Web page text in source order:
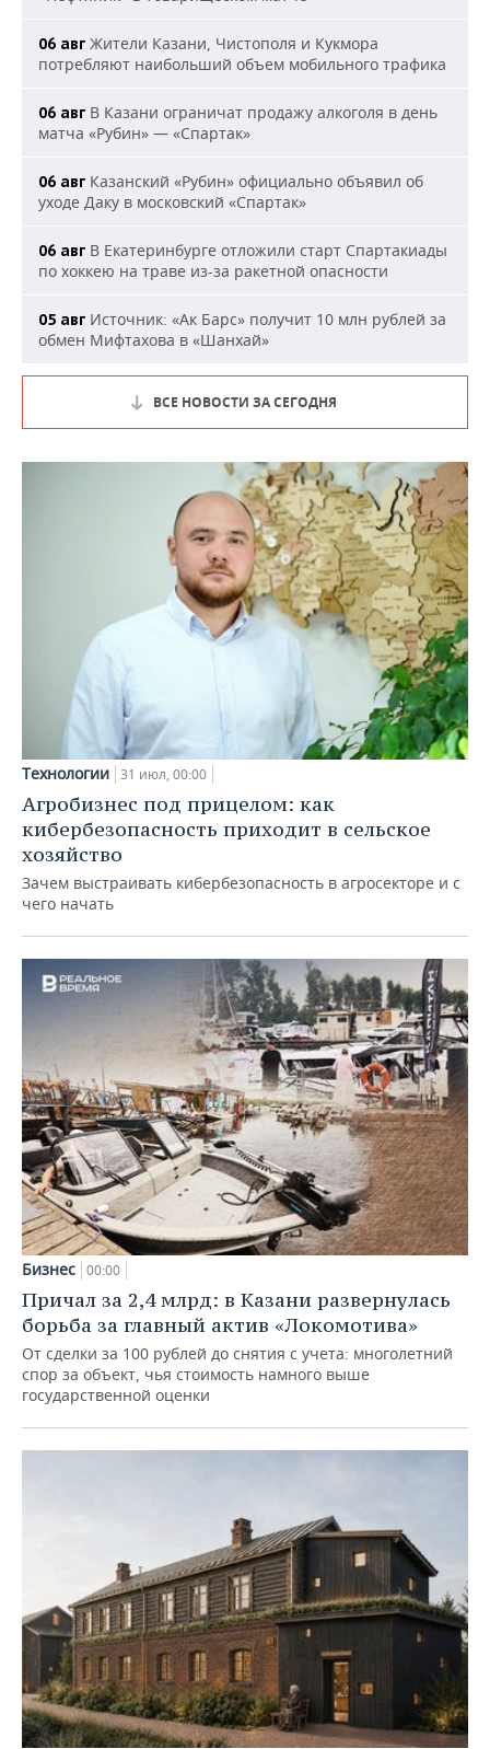
06 авг Жители Казани, Чистополя и Кукмора
потребляют наибольший объем мобильного трафика
06 авг В Казани ограничат продажу алкоголя в день
матча «Рубин» — «Спартак»
06 авг Казанский «Рубин» официально объявил об
уходе Даку в московский «Спартак»
06 авг В Екатеринбурге отложили старт Спартакиады
по хоккею на траве из-за ракетной опасности
05 авг Источник: «Ак Барс» получит 10 млн рублей за
обмен Мифтахова в «Шанхай»
ВСЕ НОВОСТИ ЗА СЕГОДНЯ
Технологии 31 июл, 00:00
Агробизнес под прицелом: как
кибербезопасность приходит в сельское
хозяйство
Зачем выстраивать кибербезопасность в агросекторе и с
чего начать
Бизнес 00:00
Причал за 2,4 млрд: в Казани развернулась
борьба за главный актив «Локомотива»
От сделки за 100 рублей до снятия с учета: многолетний
спор за объект, чья стоимость намного выше
государственной оценки